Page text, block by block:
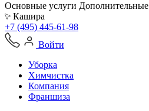
Основные услуги Дополнительные
Кашира
+7 (495) 445-61-98
Войти
Уборка
Химчистка
Компания
Франшиза